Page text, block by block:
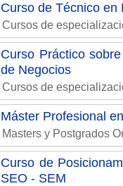
Curso de Técnico en
Cursos de
Curso Práctico
de Negocios
Cursos de
Máster Profesional
Masters y Postgrados
Curso de
SEO - SEM